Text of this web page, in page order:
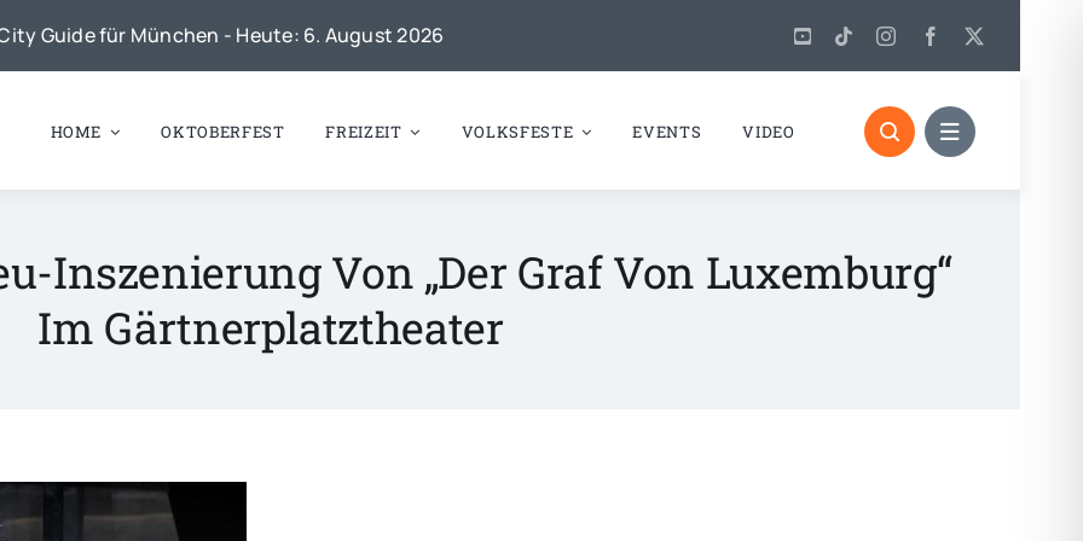
Guide für München - Heute: 6. August 2026
HOME OKTOBERFEST FREIZEIT VOLKSFESTE EVENTS VIDEO
Inszenierung Von „Der Graf Von Luxemburg“
Im Gärtnerplatztheater